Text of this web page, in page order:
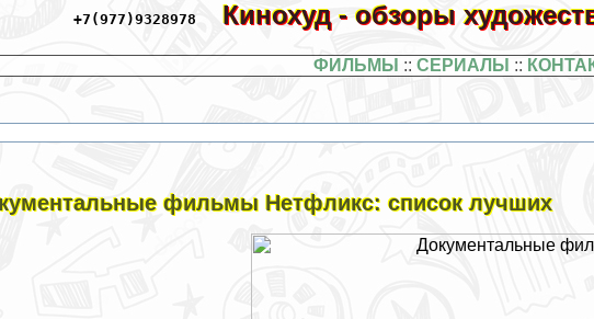
+7(977)9328978 Кинохуд - обзоры
ФИЛЬМЫ ::СЕРИАЛЫ ::
фильмы Нетфликс: список лучших